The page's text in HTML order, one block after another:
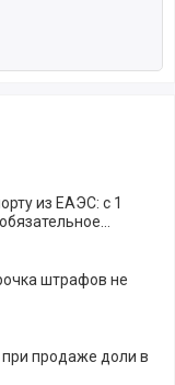
для
в
из ЕАЭС: с 1
штрафов не
продаже доли в